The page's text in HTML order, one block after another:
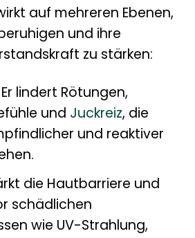
auf mehreren Ebenen,
und ihre
zu stärken:
lindert Rötungen,
und Juckreiz, die
und reaktiver
die Hautbarriere und
schädlichen
wie UV-Strahlung,